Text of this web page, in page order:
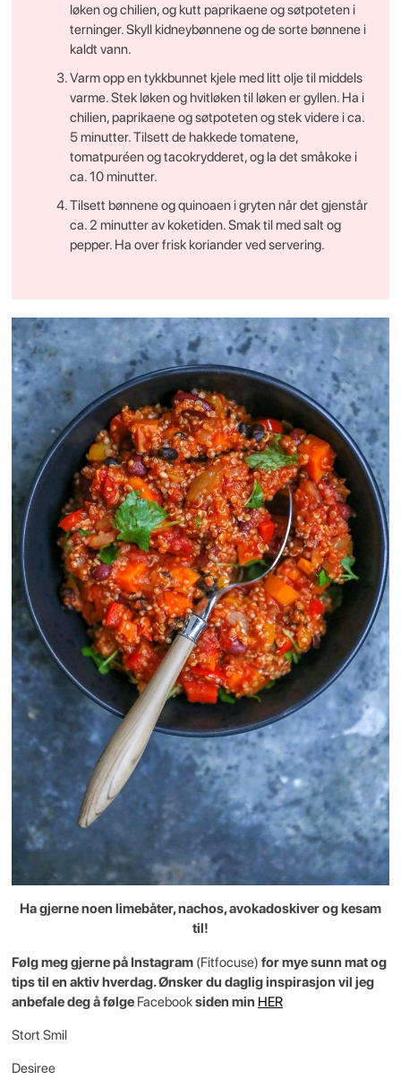
løken og chilien, og kutt paprikaene og søtpoteten i
terninger. Skyll kidneybønnene og de sorte bønnene i
kaldt vann.
Varm opp en tykkbunnet kjele med litt olje til middels
varme. Stek løken og hvitløken til løken er gyllen. Ha i
chilien, paprikaene og søtpoteten og stek videre i ca.
5 minutter. Tilsett de hakkede tomatene,
tomatpuréen og tacokrydderet, og la det småkoke i
ca. 10 minutter.
Tilsett bønnene og quinoaen i gryten når det gjenstår
ca. 2 minutter av koketiden. Smak til med salt og
pepper. Ha over frisk koriander ved servering.
Ha gjerne noen limebåter, nachos, avokadoskiver og kesam
til!
Følg meg gjerne på Instagram (Fitfocuse) for mye sunn mat og
tips til en aktiv hverdag. Ønsker du daglig inspirasjon vil jeg
anbefale deg å følge Facebooksiden min HER
Stort Smil
Desiree